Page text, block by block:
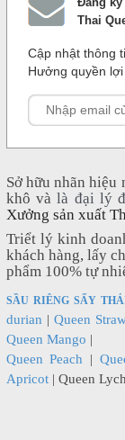
Thai
Cập nhật thông
Hưởng quyền
Sở hữu nhãn
khô vàlà đại lý
Xưởng sản xuất
Triểt lý kinh
khách hàng, lấy
phẩm 100% tự
SẦU RIÊNG SẤY
durian |Queen
Queen Mango |
Queen Peach |
Apricot | Queen